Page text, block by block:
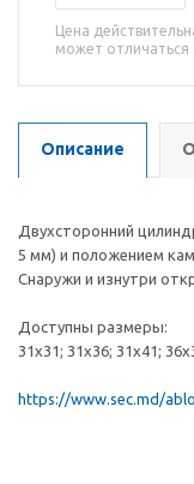
Цена
может отличаться
Описание
Двухсторонний
5 мм) и положением
Снаружи и изнутри
Доступны размеры:
31х31; 31х36; 31х41;
https://www.sec.md/